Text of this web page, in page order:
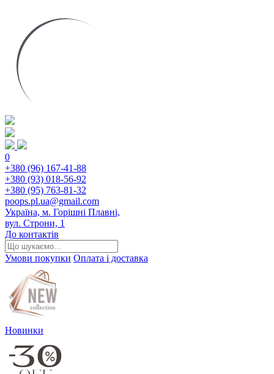
0
+380 (96) 167-41-88
+380 (93) 018-56-92
+380 (95) 763-81-32
poops.pl.ua@gmail.com
Україна, м. Горішні Плавні,
вул. Строни, 1
До контактів
Умови покупки Оплата і доставка
Новинки